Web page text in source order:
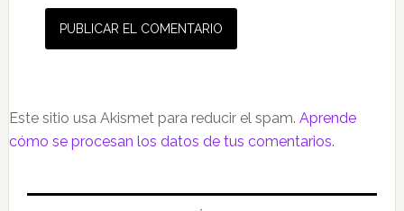
Este sitio usa Akismet para reducir el spam. Aprende
cómo se procesan los datos de tus comentarios.
Barra